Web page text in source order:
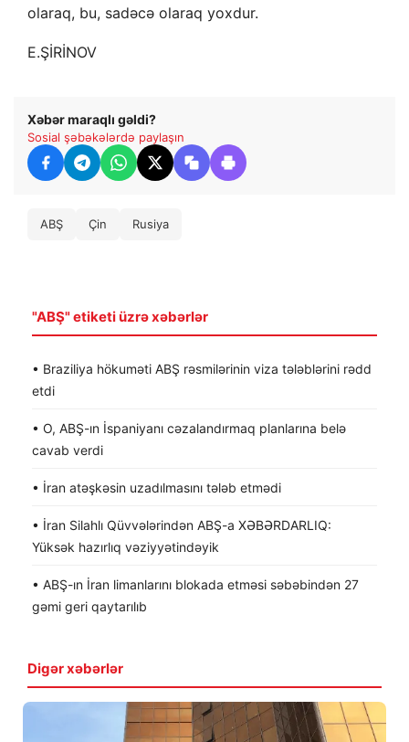
olaraq, bu, sadəcə olaraq yoxdur.
E.ŞİRİNOV
Xəbər maraqlı gəldi?
Sosial şəbəkələrdə paylaşın
ABŞ Çin Rusiya
"ABŞ" etiketi üzrə xəbərlər
• Braziliya hökuməti ABŞ rəsmilərinin viza tələblərini rədd
etdi
• O, ABŞ-ın İspaniyanı cəzalandırmaq planlarına belə
cavab verdi
• İran atəşkəsin uzadılmasını tələb etmədi
• İran Silahlı Qüvvələrindən ABŞ-a XƏBƏRDARLIQ:
Yüksək hazırlıq vəziyyətindəyik
• ABŞ-ın İran limanlarını blokada etməsi səbəbindən 27
gəmi geri qaytarılıb
Digər xəbərlər